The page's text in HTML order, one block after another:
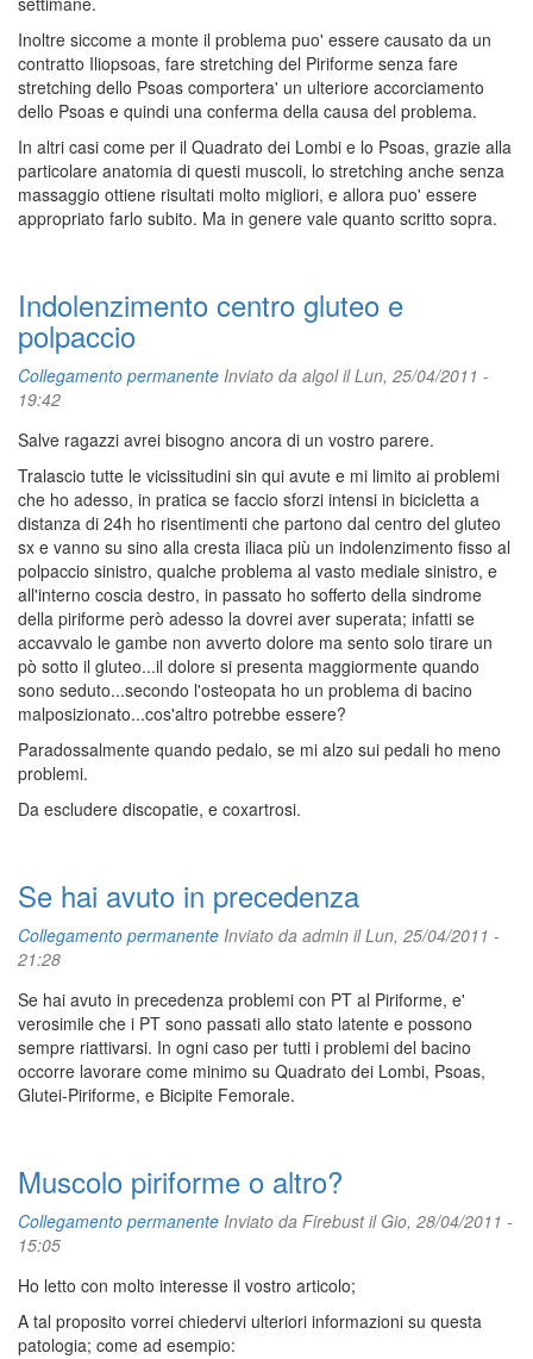
Inoltre siccome a monte il problema puo' essere causato da un
contratto Iliopsoas, fare stretching del Piriforme senza fare
stretching dello Psoas comportera' un ulteriore accorciamento
dello Psoas e quindi una conferma della causa del problema.
In altri casi come per il Quadrato dei Lombi e lo Psoas, grazie alla
particolare anatomia di questi muscoli, lo stretching anche senza
massaggio ottiene risultati molto migliori, e allora puo' essere
appropriato farlo subito. Ma in genere vale quanto scritto sopra.
Indolenzimento centro gluteo e
polpaccio
Collegamento permanente Inviato da algolil Lun, 25/04/2011 -
19:42
Salve ragazzi avrei bisogno ancora di un vostro parere.
Tralascio tutte le vicissitudini sin qui avute e mi limito ai problemi
che ho adesso, in pratica se faccio sforzi intensi in bicicletta a
distanza di 24h ho risentimenti che partono dal centro del gluteo
sx e vanno su sino alla cresta iliaca più un indolenzimento fisso al
polpaccio sinistro, qualche problema al vasto mediale sinistro, e
all'interno coscia destro, in passato ho sofferto della sindrome
della piriforme però adesso la dovrei aver superata; infatti se
accavvalo le gambe non avverto dolore ma sento solo tirare un
pò sotto il gluteo...il dolore si presenta maggiormente quando
sono seduto...secondo l'osteopata ho un problema di bacino
malposizionato...cos'altro potrebbe essere?
Paradossalmente quando pedalo, se mi alzo sui pedali ho meno
problemi.
Da escludere discopatie, e coxartrosi.
Se hai avuto in precedenza
Collegamento permanente Inviato da admin il Lun, 25/04/2011 -
21:28
Se hai avuto in precedenza problemi con PT al Piriforme, e'
verosimile che i PT sono passati allo stato latente e possono
sempre riattivarsi. In ogni caso per tutti i problemi del bacino
occorre lavorare come minimo su Quadrato dei Lombi, Psoas,
Glutei-Piriforme, e Bicipite Femorale.
Muscolo piriforme o altro?
Collegamento permanente Inviato da Firebustil Gio, 28/04/2011 -
15:05
Ho letto con molto interesse il vostro articolo;
A tal proposito vorrei chiedervi ulteriori informazioni su questa
patologia; come ad esempio: